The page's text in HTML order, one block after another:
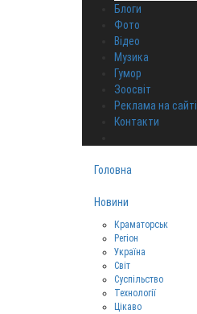
Блоги
Фото
Відео
Музика
Гумор
Зоосвіт
Реклама на сайті
Контакти
Головна
Новини
Краматорськ
Регіон
Україна
Світ
Суспільство
Технології
Цікаво